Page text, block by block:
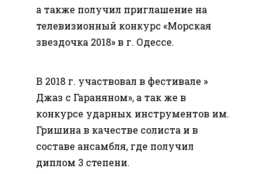
а также получил приглашение на
телевизионный конкурс «Морская
звездочка 2018» в г. Одессе.
В 2018 г. участвовал в фестивале »
Джаз с Гараняном», а так же в
конкурсе ударных инструментов им.
Гришина в качестве солиста и в
составе ансамбля, где получил
диплом 3 степени.